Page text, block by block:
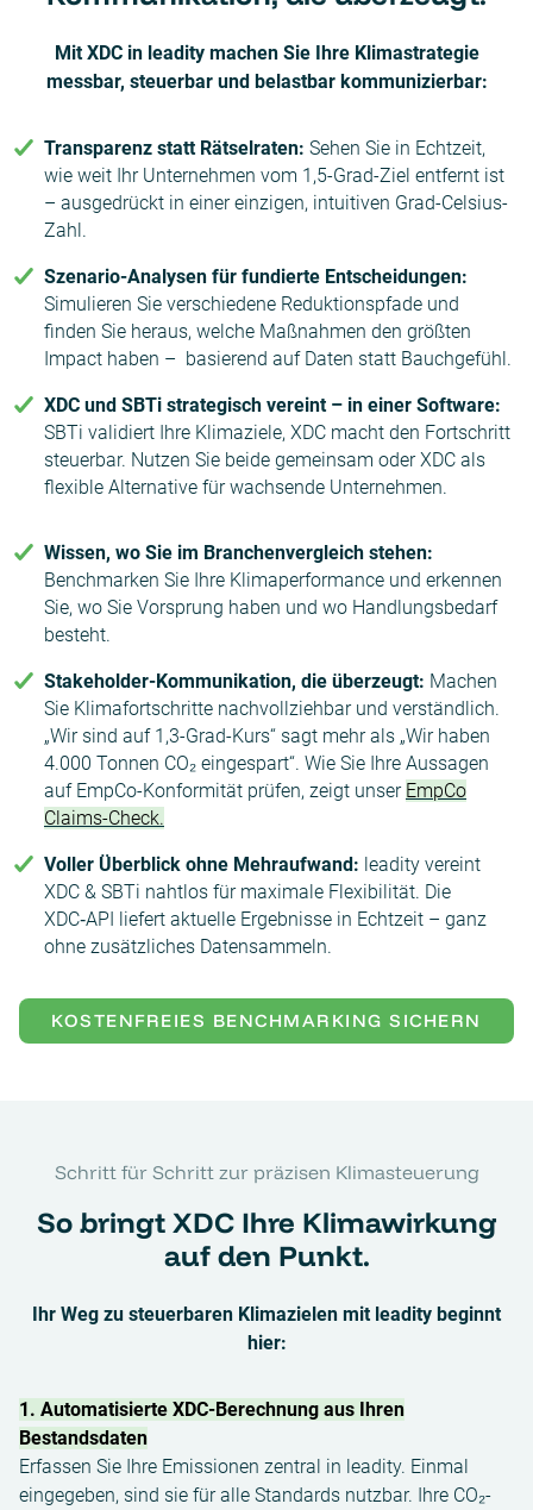
Mit XDC in leadity machen Sie Ihre Klimastrategie
messbar, steuerbar und belastbar kommunizierbar:
Transparenz statt Rätselraten: Sehen Sie in Echtzeit,
wie weit Ihr Unternehmen vom 1,5-Grad-Ziel entfernt ist
– ausgedrückt in einer einzigen, intuitiven Grad-Celsius-
Zahl.
Szenario-Analysen für fundierte Entscheidungen:
Simulieren Sie verschiedene Reduktionspfade und
finden Sie heraus, welche Maßnahmen den größten
Impact haben – basierend auf Daten statt Bauchgefühl.
XDC und SBTi strategisch vereint – in einer Software:
SBTi validiert Ihre Klimaziele, XDC macht den Fortschritt
steuerbar. Nutzen Sie beide gemeinsam oder XDC als
flexible Alternative für wachsende Unternehmen.
Wissen, wo Sie im Branchenvergleich stehen:
Benchmarken Sie Ihre Klimaperformance und erkennen
Sie, wo Sie Vorsprung haben und wo Handlungsbedarf
besteht.
Stakeholder-Kommunikation, die überzeugt: Machen
Sie Klimafortschritte nachvollziehbar und verständlich.
„Wir sind auf 1,3-Grad-Kurs“ sagt mehr als „Wir haben
4.000 Tonnen CO₂ eingespart“. Wie Sie Ihre Aussagen
auf EmpCo-Konformität prüfen, zeigt unser EmpCo
Claims-Check.
Voller Überblick ohne Mehraufwand: leadity vereint
XDC & SBTi nahtlos für maximale Flexibilität. Die
XDC‑API liefert aktuelle Ergebnisse in Echtzeit – ganz
ohne zusätzliches Datensammeln.
KOSTENFREIES BENCHMARKING SICHERN
Schritt für Schritt zur präzisen Klimasteuerung
So bringt XDC Ihre Klimawirkung
auf den Punkt.
Ihr Weg zu steuerbaren Klimazielen mit leadity beginnt
hier:
1. Automatisierte XDC-Berechnung aus Ihren
Bestandsdaten
Erfassen Sie Ihre Emissionen zentral in leadity. Einmal
eingegeben, sind sie für alle Standards nutzbar. Ihre CO₂-